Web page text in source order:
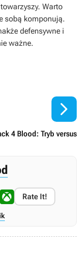
Warto
sobą komponują.
defensywne i
ważne.
4 Blood: Tryb versus

Rate It!